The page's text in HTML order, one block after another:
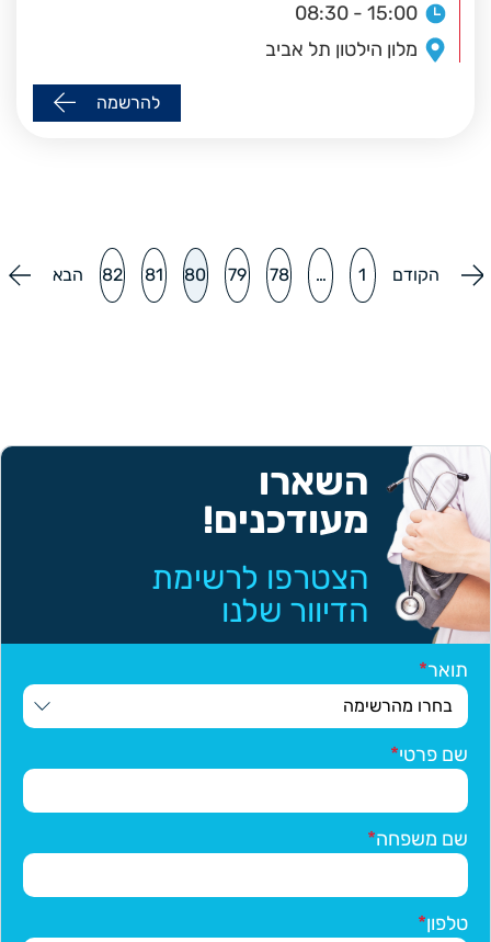
08:30 - 15:00
מלון הילטון תל אביב
להרשמה
הקודם 1
…
78
79
80
81
82 הבא
השארו
מעודכנים!
הצטרפו לרשימת
הדיוור שלנו
תואר
שם פרטי
שם משפחה
טלפון